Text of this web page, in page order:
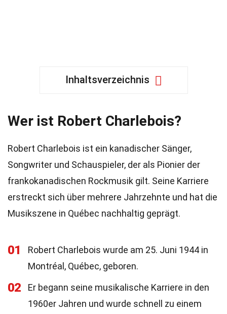
Inhaltsverzeichnis
Wer ist Robert Charlebois?
Robert Charlebois ist ein kanadischer Sänger,
Songwriter und Schauspieler, der als Pionier der
frankokanadischen Rockmusik gilt. Seine Karriere
erstreckt sich über mehrere Jahrzehnte und hat die
Musikszene in Québec nachhaltig geprägt.
01
Robert Charlebois wurde am 25. Juni 1944 in
Montréal, Québec, geboren.
02
Er begann seine musikalische Karriere in den
1960er Jahren und wurde schnell zu einem